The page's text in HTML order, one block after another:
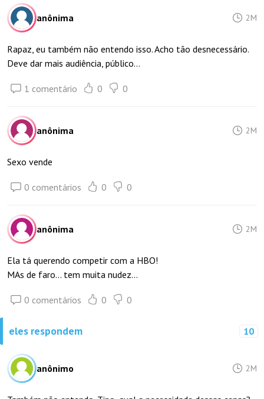
anônima 2M
Rapaz, eu também não entendo isso. Acho tão desnecessário.
Deve dar mais audiência, público...
1 comentário 0 0
anônima 2M
Sexo vende
0 comentários 0 0
anônima 2M
Ela tá querendo competir com a HBO!
MAs de faro... tem muita nudez...
0 comentários 0 0
eles respondem 10
anônimo 2M